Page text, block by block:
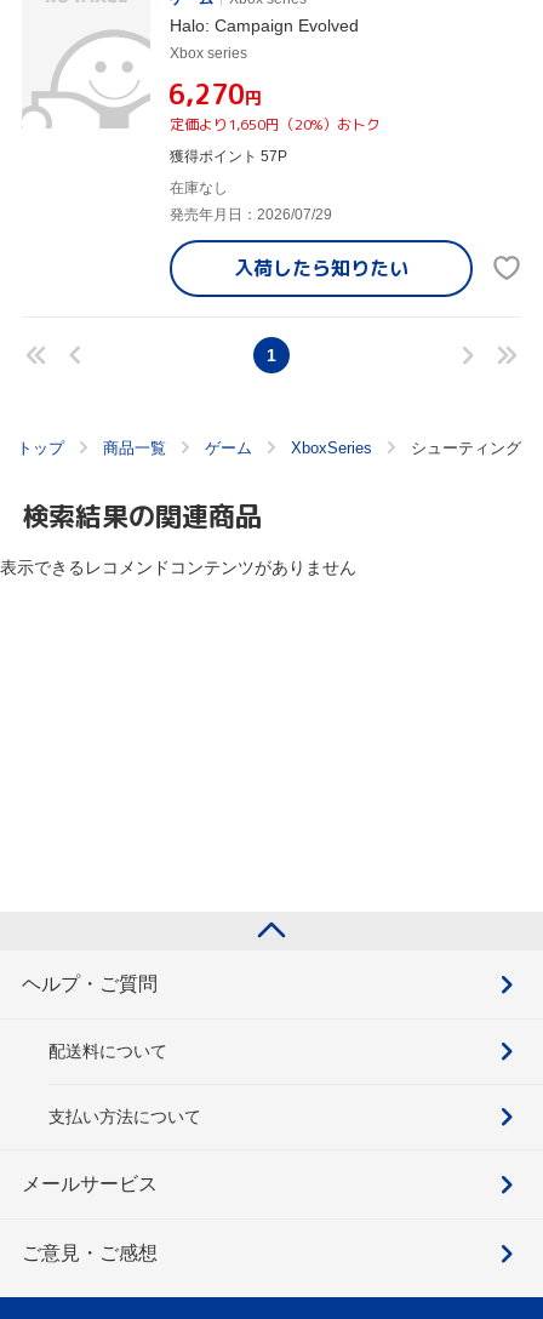
Halo: Campaign Evolved
Xbox series
¥6,270円
定価より1,650円（20%）おトク
獲得ポイント 57P
在庫なし
発売年月日：2026/07/29
入荷したら知りたい
1
トップ 商品一覧 ゲーム XboxSeries シューティング
検索結果の関連商品
表示できるレコメンドコンテンツがありません
ヘルプ・ご質問
配送料について
支払い方法について
メールサービス
ご意見・ご感想